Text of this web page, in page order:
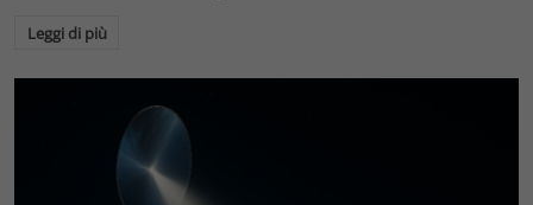
Leggi di più